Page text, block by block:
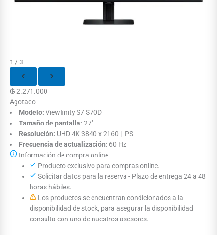
1 / 3
₲ 2.271.000
Agotado
Modelo: Viewfinity S7 S70D
Tamaño de pantalla: 27"
Resolución: UHD 4K 3840 x 2160 | IPS
Frecuencia de actualización: 60 Hz
Información de compra online
Producto exclusivo para compras online.
Solicitar datos para la reserva - Plazo de entrega 24 a 48
horas hábiles.
Los productos se encuentran condicionados a la
disponibilidad de stock, para asegurar la disponibilidad
consulta con uno de nuestros asesores.